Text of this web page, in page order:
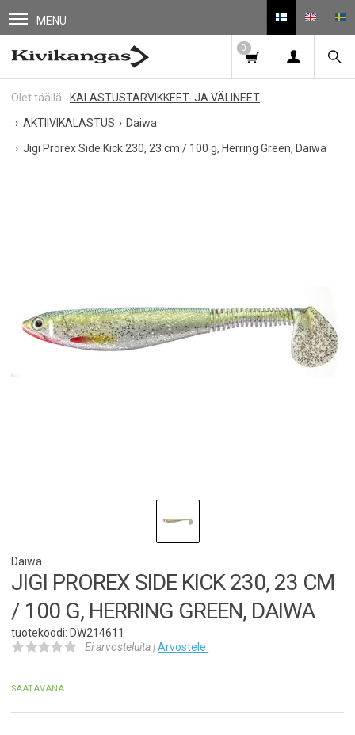
MENU
0
KALASTUSTARVIKKEET- JA VÄLINEET
AKTIIVIKALASTUS
Daiwa
Jigi Prorex Side Kick 230, 23 cm / 100 g, Herring Green, Daiwa
Daiwa
JIGI PROREX SIDE KICK 230, 23 CM
/ 100 G, HERRING GREEN, DAIWA
tuotekoodi: DW214611
Ei arvosteluita |Arvostele
SAATAVANA